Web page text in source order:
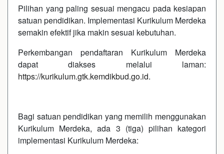
Pilihan yang paling sesuai mengacu pada kesiapan
satuan pendidikan. Implementasi Kurikulum Merdeka
semakin efektif jika makin sesuai kebutuhan.
Perkembangan pendaftaran Kurikulum Merdeka
dapat diakses melalui laman:
https://kurikulum.gtk.kemdikbud.go.id.
Bagi satuan pendidikan yang memilih menggunakan
Kurikulum Merdeka, ada 3 (tiga) pilihan kategori
implementasi Kurikulum Merdeka: